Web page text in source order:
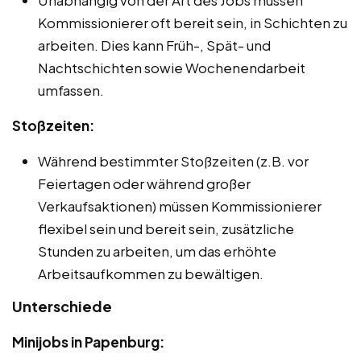
Kommissionierer oft bereit sein, in Schichten zu
arbeiten. Dies kann Früh-, Spät- und
Nachtschichten sowie Wochenendarbeit
umfassen.
Stoßzeiten:
Während bestimmter Stoßzeiten (z.B. vor
Feiertagen oder während großer
Verkaufsaktionen) müssen Kommissionierer
flexibel sein und bereit sein, zusätzliche
Stunden zu arbeiten, um das erhöhte
Arbeitsaufkommen zu bewältigen.
Unterschiede
Minijobs in Papenburg: